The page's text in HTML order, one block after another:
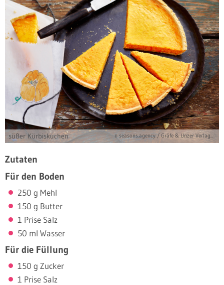
süßer Kürbiskuchen © seasons.agency / Gräfe & Unzer Verlag / Einwanger, Klaus-Maria
Zutaten
Für den Boden
250 g Mehl
150 g Butter
1 Prise Salz
50 ml Wasser
Für die Füllung
150 g Zucker
1 Prise Salz